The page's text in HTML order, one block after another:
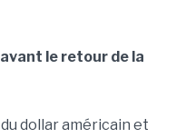
le retour de la
dollar américain et